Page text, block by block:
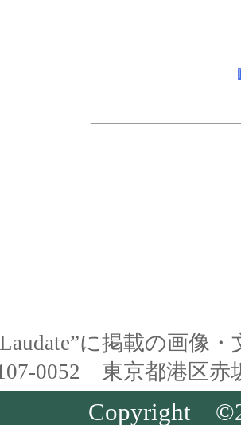
に掲載の画像
0052 東京都港区
Copyright